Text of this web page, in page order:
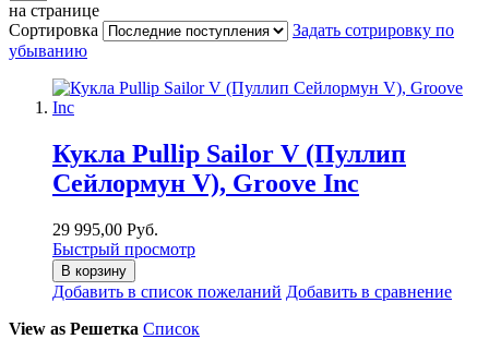
на странице
Сортировка
Задать сотрировку по
убыванию
Кукла Pullip Sailor V (Пуллип
Сейлормун V), Groove Inc
29 995,00 Руб.
Быстрый просмотр
В корзину
Добавить в список пожеланий Добавить в сравнение
View as Решетка Список